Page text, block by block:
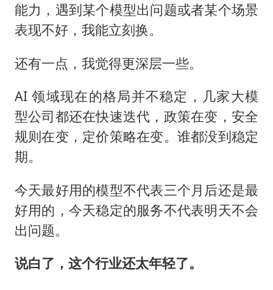
能力，遇到某个模型出问题或者某个场景
表现不好，我能立刻换。
还有一点，我觉得更深层一些。
AI 领域现在的格局并不稳定，几家大模
型公司都还在快速迭代，政策在变，安全
规则在变，定价策略在变。谁都没到稳定
期。
今天最好用的模型不代表三个月后还是最
好用的，今天稳定的服务不代表明天不会
出问题。
说白了，这个行业还太年轻了。